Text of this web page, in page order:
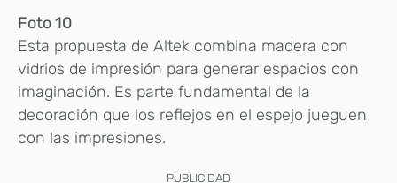
Foto 10
Esta propuesta de Altek combina madera con
vidrios de impresión para generar espacios con
imaginación. Es parte fundamental de la
decoración que los reflejos en el espejo jueguen
con las impresiones.
PUBLICIDAD